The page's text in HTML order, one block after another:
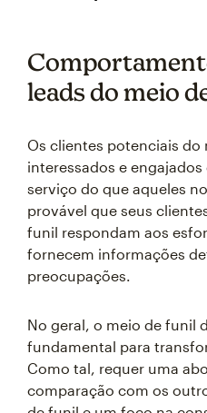
leads do meio
Os clientes potenciais do
interessados e
serviço do que aqueles
provável que seus
funil respondam aos
fornecem informações
preocupações.
No geral, o meio de funil
fundamental para
Como tal, requer uma
comparação com os